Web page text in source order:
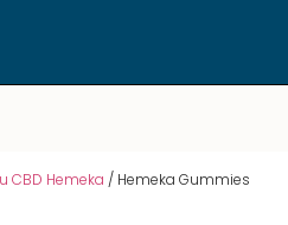
CBD Hemeka / Hemeka Gummies